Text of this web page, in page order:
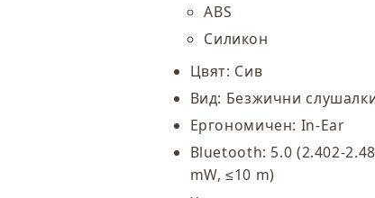
ABS
Силикон
Цвят: Сив
Вид: Безжични
Ергономичен: In-Ear
Bluetooth: 5.0 (2.402-
mW, ≤10 m)